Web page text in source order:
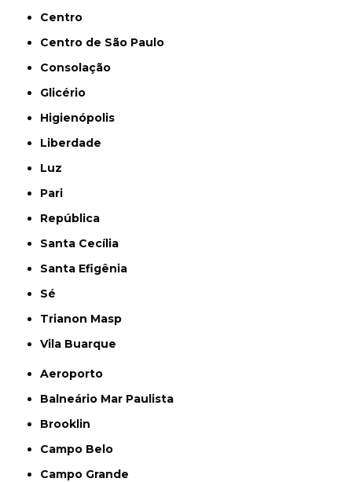
Centro
Centro de São Paulo
Consolação
Glicério
Higienópolis
Liberdade
Luz
Pari
República
Santa Cecília
Santa Efigênia
Sé
Trianon Masp
Vila Buarque
Aeroporto
Balneário Mar Paulista
Brooklin
Campo Belo
Campo Grande